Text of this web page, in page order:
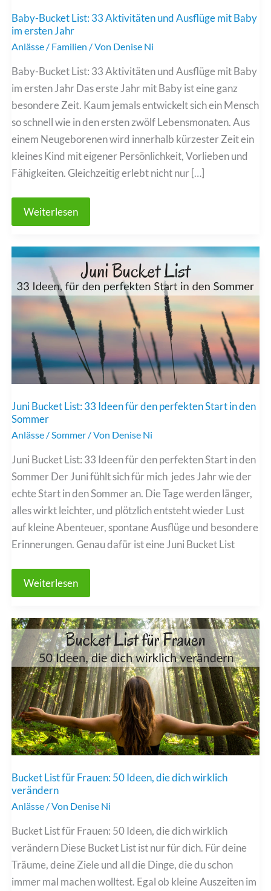
Baby-Bucket List: 33 Aktivitäten und Ausflüge mit Baby
im ersten Jahr
Anlässe / Familien / Von Denise Ni
Baby-Bucket List: 33 Aktivitäten und Ausflüge mit Baby
im ersten Jahr Das erste Jahr mit Baby ist eine ganz
besondere Zeit. Kaum jemals entwickelt sich ein Mensch
so schnell wie in den ersten zwölf Lebensmonaten. Aus
einem Neugeborenen wird innerhalb kürzester Zeit ein
kleines Kind mit eigener Persönlichkeit, Vorlieben und
Fähigkeiten. Gleichzeitig erlebt nicht nur […]
Baby-
Aktivitäten
Ausflüge
mit
Baby
im
ersten
Jahr
Weiterlesen
Juni Bucket List: 33 Ideen für den perfekten Start in den
Sommer
Anlässe / Sommer / Von Denise Ni
Juni Bucket List: 33 Ideen für den perfekten Start in den
Sommer Der Juni fühlt sich für mich jedes Jahr wie der
echte Start in den Sommer an. Die Tage werden länger,
alles wirkt leichter, und plötzlich entsteht wieder Lust
auf kleine Abenteuer, spontane Ausflüge und besondere
Erinnerungen. Genau dafür ist eine Juni Bucket List
Juni
Ideen
für
den
perfekten
Start
in
den
Sommer
Weiterlesen
Bucket List für Frauen: 50 Ideen, die dich wirklich
verändern
Anlässe / Von Denise Ni
Bucket List für Frauen: 50 Ideen, die dich wirklich
verändern Diese Bucket List ist nur für dich. Für deine
Träume, deine Ziele und all die Dinge, die du schon
immer mal machen wolltest. Egal ob kleine Auszeiten im